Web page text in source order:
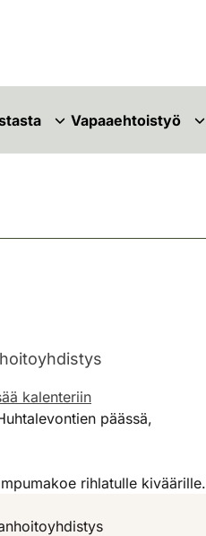
Vapaaehtoistyö
kalenteriin
päässä,
rihlatulle kiväärille.